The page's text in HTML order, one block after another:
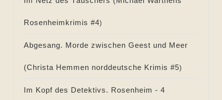
Rosenheimkrimis #4)
Abgesang. Morde zwischen Geest und Meer
(Christa Hemmen norddeutsche Krimis #5)
Im Kopf des Detektivs. Rosenheim - 4